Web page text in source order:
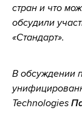
стран и что
обсудили
«Стандарт».
В обсуждении
Technologies